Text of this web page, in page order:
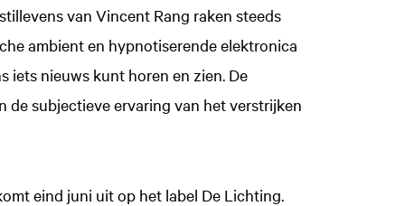
van Vincent Rang raken steeds
ambient en hypnotiserende elektronica
iets nieuws kunt horen en zien. De
de subjectieve ervaring van het verstrijken
eind juni uit op het label De Lichting.